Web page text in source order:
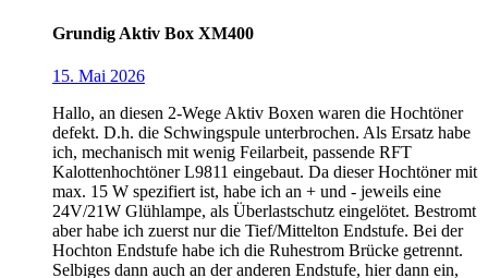
Grundig Aktiv Box XM400
15. Mai 2026
Hallo, an diesen 2-Wege Aktiv Boxen waren die Hochtöner
defekt. D.h. die Schwingspule unterbrochen. Als Ersatz habe
ich, mechanisch mit wenig Feilarbeit, passende RFT
Kalottenhochtöner L9811 eingebaut. Da dieser Hochtöner mit
max. 15 W spezifiert ist, habe ich an + und - jeweils eine
24V/21W Glühlampe, als Überlastschutz eingelötet. Bestromt
aber habe ich zuerst nur die Tief/Mittelton Endstufe. Bei der
Hochton Endstufe habe ich die Ruhestrom Brücke getrennt.
Selbiges dann auch an der anderen Endstufe, hier dann ein,